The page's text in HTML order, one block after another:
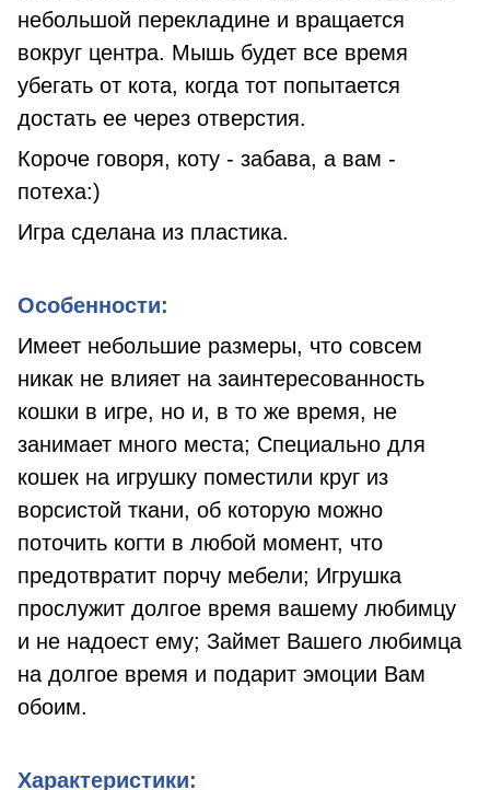
небольшой перекладине и вращается
вокруг центра. Мышь будет все время
убегать от кота, когда тот попытается
достать ее через отверстия.
Короче говоря, коту - забава, а вам -
потеха:)
Игра сделана из пластика.
Особенности:
Имеет небольшие размеры, что совсем
никак не влияет на заинтересованность
кошки в игре, но и, в то же время, не
занимает много места; Специально для
кошек на игрушку поместили круг из
ворсистой ткани, об которую можно
поточить когти в любой момент, что
предотвратит порчу мебели; Игрушка
прослужит долгое время вашему любимцу
и не надоест ему; Займет Вашего любимца
на долгое время и подарит эмоции Вам
обоим.
Характеристики: